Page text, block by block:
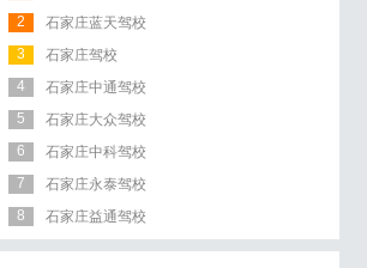
2
石家庄蓝天驾校
3
石家庄驾校
4
石家庄中通驾校
5
石家庄大众驾校
6
石家庄中科驾校
7
石家庄永泰驾校
8
石家庄益通驾校